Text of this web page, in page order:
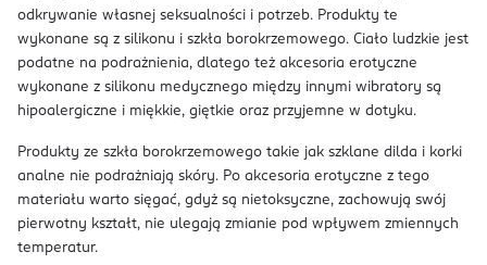
odkrywanie własnej seksualności i potrzeb. Produkty te
wykonane są z silikonu i szkła borokrzemowego. Ciało ludzkie jest
podatne na podrażnienia, dlatego też akcesoria erotyczne
wykonane z silikonu medycznego między innymi wibratory są
hipoalergiczne i miękkie, giętkie oraz przyjemne w dotyku.
Produkty ze szkła borokrzemowego takie jak szklane dilda i korki
analne nie podrażniają skóry. Po akcesoria erotyczne z tego
materiału warto sięgać, gdyż są nietoksyczne, zachowują swój
pierwotny kształt, nie ulegają zmianie pod wpływem zmiennych
temperatur.